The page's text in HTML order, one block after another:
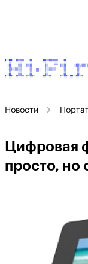
Новости
Цифровая
просто, но